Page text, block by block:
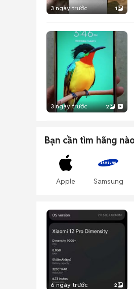
3 ngày trước 1
3 ngày trước 2
Bạn cần tìm hãng
Apple Samsung
6 ngày trước 2